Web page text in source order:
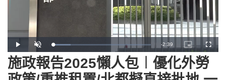
Play Unmute Loaded:
18.26%
Remaining
Time
-2:39
Picture-
in-
Picture
施政報告2025懶人包︱優化外勞